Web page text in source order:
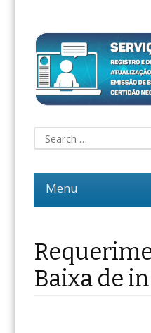
Baixa de